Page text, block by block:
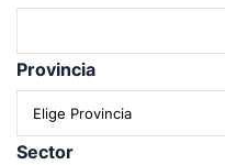
Provincia
Sector